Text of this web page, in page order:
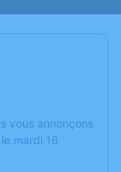
vous annonçons
mardi 16